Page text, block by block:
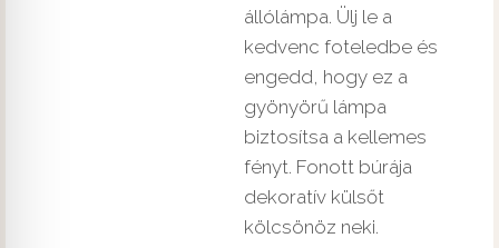
állólámpa. Ülj le a
kedvenc foteledbe és
engedd, hogy ez a
gyönyörű lámpa
biztosítsa a kellemes
fényt. Fonott búrája
dekoratív külsőt
kölcsönöz neki.